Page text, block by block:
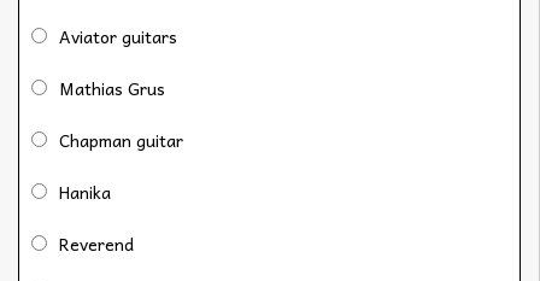
Aviator guitars
Mathias Grus
Chapman guitar
Hanika
Reverend